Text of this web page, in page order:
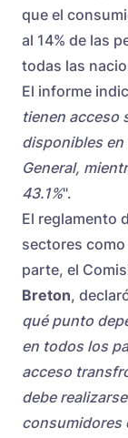
que el
al 14% de las
todas las
El informe
tienen acceso
disponibles en
General,
43.1%".
El reglamento
sectores
parte, el
Breton,
qué punto
en todos los
acceso
debe
consumidores